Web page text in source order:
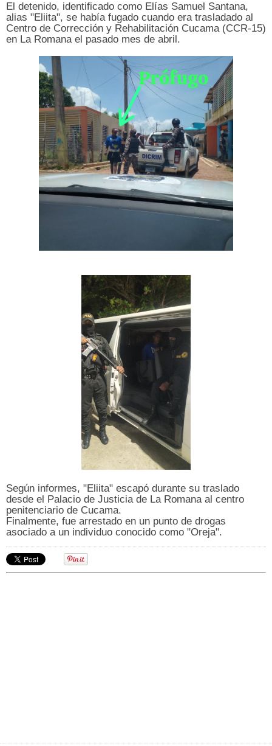
El detenido, identificado como Elías Samuel Santana,
alias "Eliita", se había fugado cuando era trasladado al
Centro de Corrección y Rehabilitación Cucama (CCR-15)
en La Romana el pasado mes de abril.
Según informes, "Eliita" escapó durante su traslado
desde el Palacio de Justicia de La Romana al centro
penitenciario de Cucama.
Finalmente, fue arrestado en un punto de drogas
asociado a un individuo conocido como "Oreja".